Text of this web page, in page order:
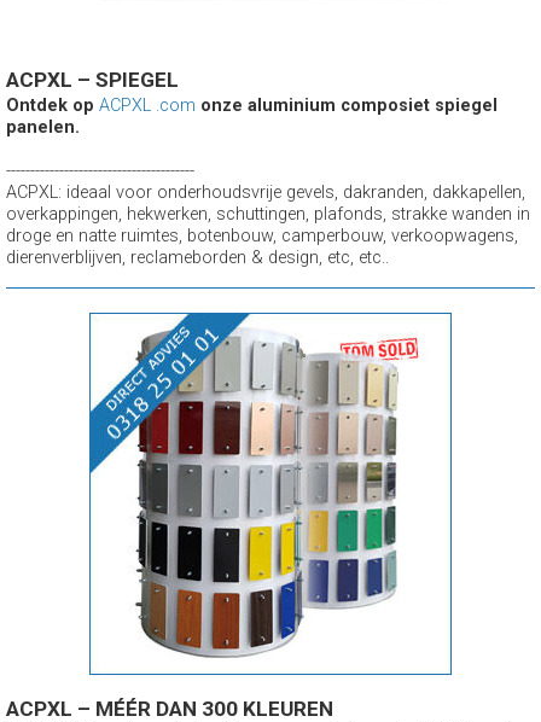
ACPXL – SPIEGEL
Ontdek op ACPXL .com onze aluminium composiet spiegel
panelen.
---------------------------------------
ACPXL: ideaal voor onderhoudsvrije gevels, dakranden, dakkapellen,
overkappingen, hekwerken, schuttingen, plafonds, strakke wanden in
droge en natte ruimtes, botenbouw, camperbouw, verkoopwagens,
dierenverblijven, reclameborden & design, etc, etc..
ACPXL – MÉÉR DAN 300 KLEUREN